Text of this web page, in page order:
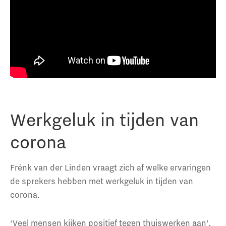
Werkgeluk in tijden van
corona
Frénk van der Linden vraagt zich af welke ervaringen
de sprekers hebben met werkgeluk in tijden van
corona.
‘Veel mensen kijken positief tegen thuiswerken aan’,